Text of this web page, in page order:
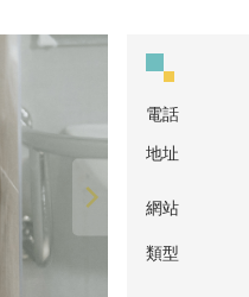
電話
地址
網站
類型